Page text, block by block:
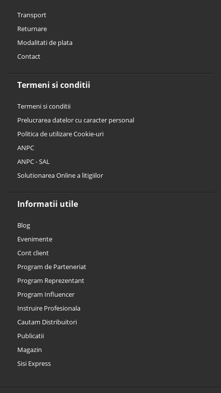
Transport
Returnare
Modalitati de plata
Contact
Termeni si conditii
Termeni si conditii
Prelucrarea datelor cu caracter personal
Politica de utilizare Cookie-uri
ANPC
ANPC - SAL
Solutionarea Online a litigiilor
Informatii utile
Blog
Evenimente
Cont client
Program de Parteneriat
Program Reprezentant
Program Influencer
Instruire Profesionala
Cautam Distribuitori
Publicatii
Magazin
Sisi Express